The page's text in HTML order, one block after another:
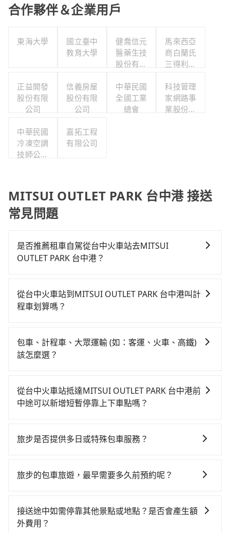
合作夥伴＆企業用戶
東海大學
國立臺中
教育大學
健喬信元
醫藥生技
股份有限
馬來西亞
商白蘭氏
三得利股
司台灣分
公司
正益開發
股份有限
公司
信義房屋
股份有限
公司
中華民國
全國工業
總會
科技管理
家網路事
業股份有
中華民國
冷凍空調
技師公會
嘉拓工程
有限公司
MITSUI OUTLET PARK 台中港 接送
常見問題
是否推薦租車自駕從台中火車站去MITSUI
OUTLET PARK 台中港？
時不需要閉目養神（因為要自己開車），最重要的是你
當天就要來回，那在台中路邊可隨租隨借的iRent應該是
火車站到MITSUI OUTLET PARK 台中港的花費預估為
$850~1,350（金額差異來自於平假日、車款差異、抵達
付。再者，和運的iRent只提供最基本的車型，如Toyota
Yaris、Prius C、Vios這類乘坐體驗較差的車款，如果人
發現仍有上一組乘客遺留的垃圾或者撞凹的車門仍未被
還，又或者要還車時卻偏偏找不到停車位，對於急著用
域的限制，實際可停靠的地點與你的上下車地點仍有段
距離，在遇到下雨天或者載行李時，就顯得非常不便。
從台中火車站到MITSUI OUTLET PARK 台中港叫計
程車划算嗎？
灣大車隊、Uber、Line Taxi、Yoxi等，如果在路邊攔不
到車，也可考慮打電話至台中火車站附近的計程車隊，
間，若改選tripool的專車服務可再更便宜。台中市有些
計程車司機不按錶計費，約有27%會採現場議價，建議
宜，但當你們人數超過四位時，叫兩輛計程車的費用就
包車、計程車、大眾運輸 (如：客運、火車、高鐵)
該怎麼選？
擇： 預算：不同交通工具價格不同，可先確定您的預
算。計程車最貴，而大眾運輸通常較便宜。 行程：需多
車。 旅行人數：人數多時包車較方便舒適且每個人攤提
車，不趕時間即可選用大眾運輸。 便利性：需要便利性
從台中火車站抵達MITSUI OUTLET PARK 台中港前
中途可以新增短暫停靠上下車點嗎？
車站前往MITSUI OUTLET PARK 台中港的途中可備註加
會有額外的等待時間，收取額外費用是必要的補償。
旅步是否提供多日或特殊包車服務？
專人回覆您。
旅步的包車旅遊，最早需要多久前預約呢？
提供早鳥優惠，您越早預訂就能享有更優惠的價格。所
以不妨趁早訂購，享受更划算的價格。
接送途中如需停靠其他景點或地點？是否會產生額
外費用？